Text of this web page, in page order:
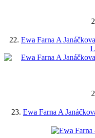
22. Ewa Farna A
23. Ewa Farna A